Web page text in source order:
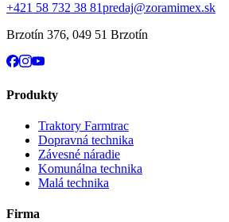
+421 58 732 38 81predaj@zoramimex.sk
Brzotín 376, 049 51 Brzotín
Produkty
Traktory Farmtrac
Dopravná technika
Závesné náradie
Komunálna technika
Malá technika
Firma